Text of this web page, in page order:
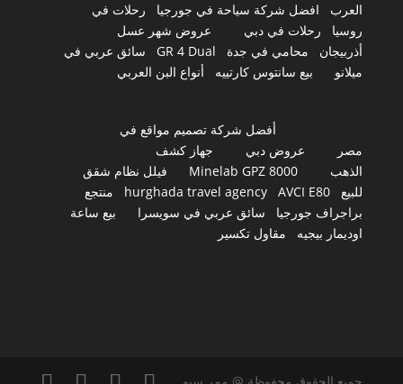
العرب
افضل شركة سياحة في جورجيا
رحلات في
روسيا
رحلات في دبي
عروض شهر عسل
أذربيجان
محامي في جدة GR 4 Dual
سائق عربي في
ميلانو
بيع سانتوس كارتييه أنواع البن العربي
أفضل شركة تصميم مواقع في
مصر
عروض دبي
جهاز كشف
الذهب
Minelab GPZ 8000
فيلل نظام شقق
للبيع
hurghada travel agency AVCI E80
منتجع
براجراف جورجيا
سائق عربي في سويسرا
بيع ساعة
اوديمار بيجيه
مقاول تكسير